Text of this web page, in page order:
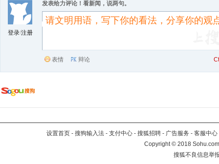
登录/注册
发表给力评论！看新闻，说两句。
表情 辩论
设置首页 - 搜狗输入法 - 支付中心 - 搜狐招聘 - 广告服务 - 客服中心
Copyright©2018
搜狐不良信息举